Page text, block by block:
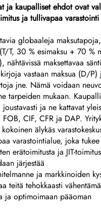
ja kaupalliset ehdot ovat
ja tullivapaa varastointi
globaaleja
T, 30 % esimaksu + 70 %
nähtävissä maksettavaa
vastaan maksua (D/P)
jne. Nämä voidaan
tarpeiden mukaan.
ja ne kattavat
CIF, CFR ja DAP.
älykäs
varastointialue, joka
erätoimitusta ja JIT-
järjestää
ja markkinoiden
teitä tehokkaasti
ja optimoimaan pääoman